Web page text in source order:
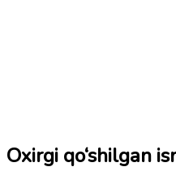
Oxirgi qo‘shilgan